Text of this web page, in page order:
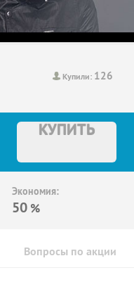
Купили: 126
КУПИТЬ
Экономия:
50 %
Вопросы по акции